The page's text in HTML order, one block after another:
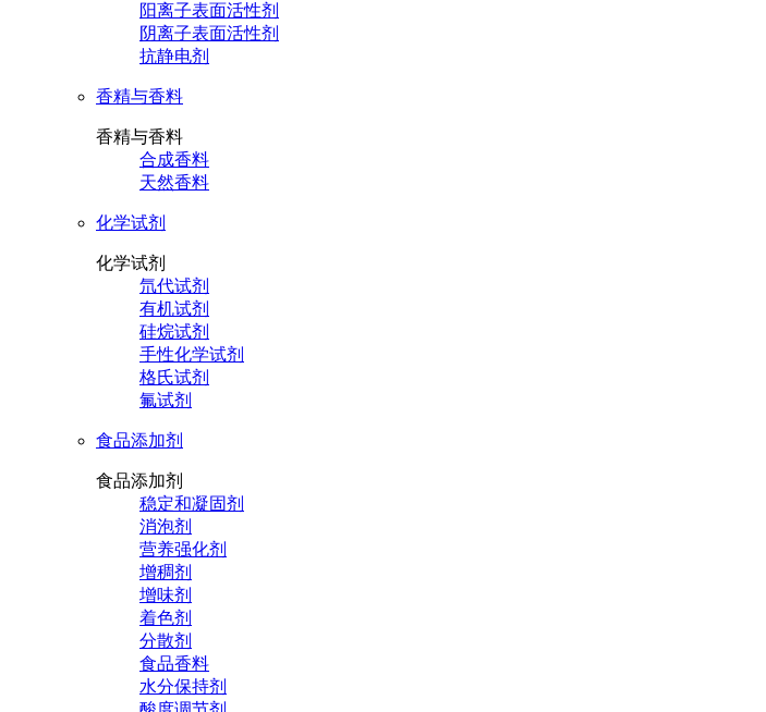
阳离子表面活性剂
阴离子表面活性剂
抗静电剂
香精与香料
香精与香料
合成香料
天然香料
化学试剂
化学试剂
氘代试剂
有机试剂
硅烷试剂
手性化学试剂
格氏试剂
氟试剂
食品添加剂
食品添加剂
稳定和凝固剂
消泡剂
营养强化剂
增稠剂
增味剂
着色剂
分散剂
食品香料
水分保持剂